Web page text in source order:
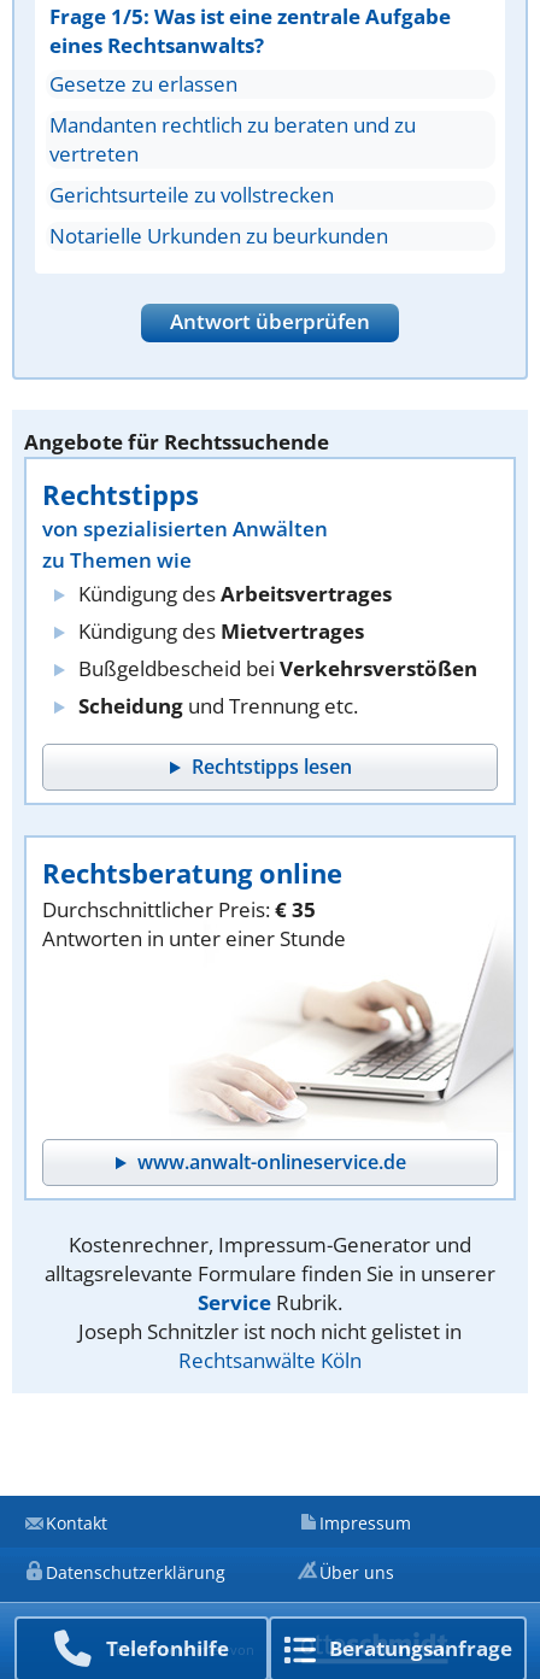
Frage 1/5: Was ist eine zentrale Aufgabe
eines Rechtsanwalts?
Gesetze zu erlassen
Mandanten rechtlich zu beraten und zu
vertreten
Gerichtsurteile zu vollstrecken
Notarielle Urkunden zu beurkunden
Antwort überprüfen
Angebote für Rechtssuchende
Rechtstipps
von spezialisierten Anwälten
zu Themen wie
Kündigung desArbeitsvertrages
Kündigung des Mietvertrages
Bußgeldbescheid bei Verkehrsverstößen
Scheidung und Trennung etc.
Rechtstipps lesen
Rechtsberatung online
Durchschnittlicher Preis:€ 35
Antworten in unter einer Stunde
www.anwalt-onlineservice.de
Kostenrechner, Impressum-Generator und
alltagsrelevante Formulare finden Sie in unserer
Service Rubrik.
Joseph Schnitzler ist noch nicht gelistet in
Rechtsanwälte Köln
Telefon­hilfe Beratungs­anfrage
Kontakt Impressum
Datenschutzerklärung Über uns
Ein Unternehmen von